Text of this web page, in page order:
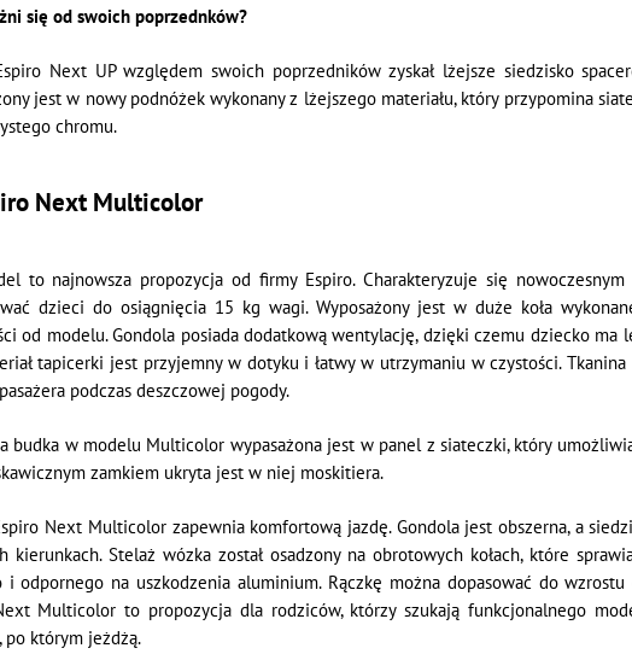
się od swoich poprzednków?
Next UP względem swoich poprzedników zyskał lżejsze siedzisko
jest w nowy podnóżek wykonany z lżejszego materiału, który przypomina
chromu.
Next Multicolor
to najnowsza propozycja od firmy Espiro. Charakteryzuje się
dzieci do osiągnięcia 15 kg wagi. Wyposażony jest w duże koła
od modelu. Gondola posiada dodatkową wentylację, dzięki czemu dziecko ma
tapicerki jest przyjemny w dotyku i łatwy w utrzymaniu w czystości.
podczas deszczowej pogody.
budka w modelu Multicolor wypasażona jest w panel z siateczki, który
zamkiem ukryta jest w niej moskitiera.
Next Multicolor zapewnia komfortową jazdę. Gondola jest obszerna, a
kierunkach. Stelaż wózka został osadzony na obrotowych kołach, które
i odpornego na uszkodzenia aluminium. Rączkę można dopasować do
Multicolor to propozycja dla rodziców, którzy szukają funkcjonalnego
po którym jeżdżą.